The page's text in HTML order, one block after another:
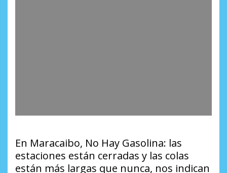
En Maracaibo, No Hay Gasolina: las
estaciones están cerradas y las colas
están más largas que nunca, nos indican